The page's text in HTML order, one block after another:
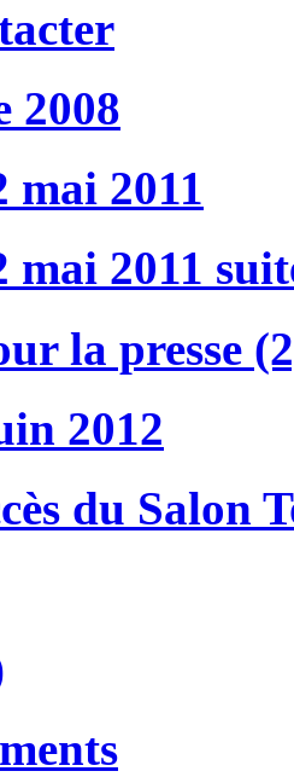
2008
mai 2011
mai 2011
la presse
2012
du Salon